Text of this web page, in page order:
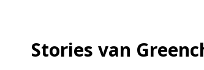
Stories van